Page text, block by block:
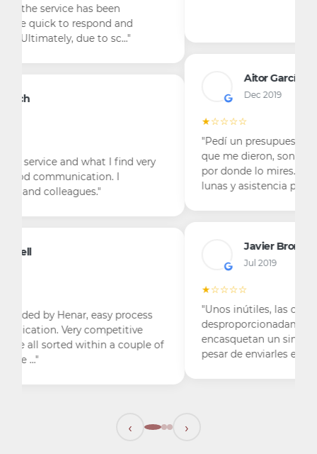
"Pedí un presupuesto por Internet, los precios
que me dieron, son desproporcionados lo mires
por donde lo mires. Un seguro a solo tercero
lunas y asistencia pa…"
"Unos inútiles, las cuotas de los seguros suben
desproporcionadamente, no te hacen caso, me
encasquetan un siniestro que no es mío y a
pesar de enviarles el form…"